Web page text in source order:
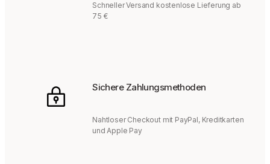
Schneller Versand kostenlose Lieferung ab
75 €
Sichere Zahlungsmethoden
Nahtloser Checkout mit PayPal, Kreditkarten
und Apple Pay